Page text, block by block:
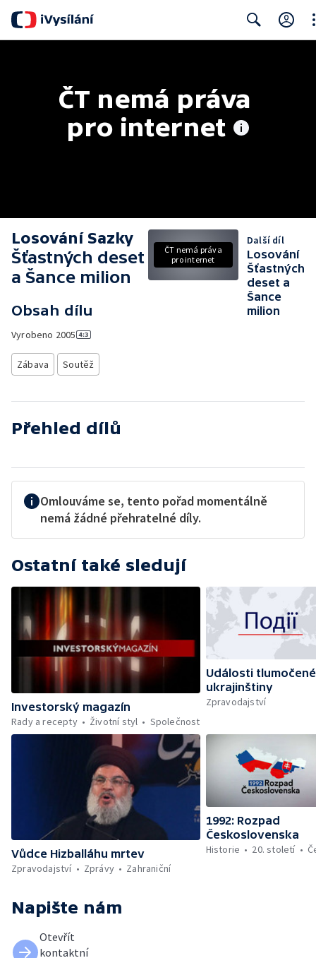
ČT nemá práva
pro internet
Losování Sazky
Šťastných deset
a Šance milion
Obsah dílu
Vyrobeno 2005
Zábava Soutěž
ČT nemá práva
pro internet
Další díl
Losování
Šťastných
deset a
Šance
milion
Přehled dílů
Omlouváme se, tento pořad momentálně
nemá žádné přehratelné díly.
Ostatní také sledují
Investorský magazín
Rady a recepty
Životní styl Společnost
Události
ukrajinštiny
Zpravodajství
Vůdce Hizballáhu mrtev
Zpravodajství
Zprávy Zahraniční
1992: Rozpad
Československa
Historie
20. století
Napište nám
Otevřít
kontaktní